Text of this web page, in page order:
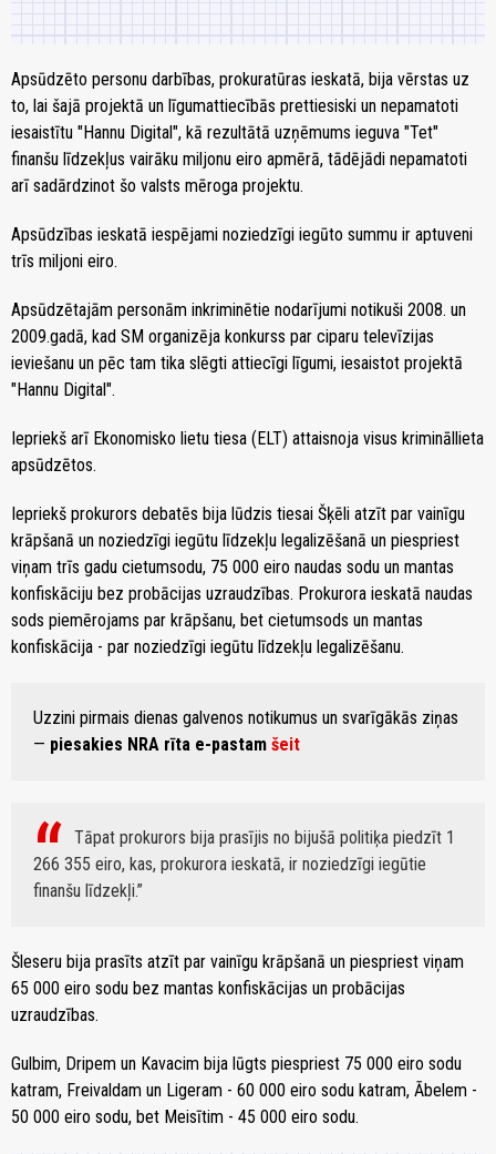
Apsūdzēto personu darbības, prokuratūras ieskatā, bija vērstas uz
to, lai šajā projektā un līgumattiecībās prettiesiski un nepamatoti
iesaistītu "Hannu Digital", kā rezultātā uzņēmums ieguva "Tet"
finanšu līdzekļus vairāku miljonu eiro apmērā, tādējādi nepamatoti
arī sadārdzinot šo valsts mēroga projektu.
Apsūdzības ieskatā iespējami noziedzīgi iegūto summu ir aptuveni
trīs miljoni eiro.
Apsūdzētajām personām inkriminētie nodarījumi notikuši 2008. un
2009.gadā, kad SM organizēja konkurss par ciparu televīzijas
ieviešanu un pēc tam tika slēgti attiecīgi līgumi, iesaistot projektā
"Hannu Digital".
Iepriekš arī Ekonomisko lietu tiesa (ELT) attaisnoja visus krimināllieta
apsūdzētos.
Iepriekš prokurors debatēs bija lūdzis tiesai Šķēli atzīt par vainīgu
krāpšanā un noziedzīgi iegūtu līdzekļu legalizēšanā un piespriest
viņam trīs gadu cietumsodu, 75 000 eiro naudas sodu un mantas
konfiskāciju bez probācijas uzraudzības. Prokurora ieskatā naudas
sods piemērojams par krāpšanu, bet cietumsods un mantas
konfiskācija - par noziedzīgi iegūtu līdzekļu legalizēšanu.
Uzzini pirmais dienas galvenos notikumus un svarīgākās ziņas
— piesakies NRA rīta e-pastam šeit
Tāpat prokurors bija prasījis no bijušā politiķa piedzīt 1
266 355 eiro, kas, prokurora ieskatā, ir noziedzīgi iegūtie
finanšu līdzekļi.
Šleseru bija prasīts atzīt par vainīgu krāpšanā un piespriest viņam
65 000 eiro sodu bez mantas konfiskācijas un probācijas
uzraudzības.
Gulbim, Dripem un Kavacim bija lūgts piespriest 75 000 eiro sodu
katram, Freivaldam un Ligeram - 60 000 eiro sodu katram, Ābelem -
50 000 eiro sodu, bet Meisītim - 45 000 eiro sodu.